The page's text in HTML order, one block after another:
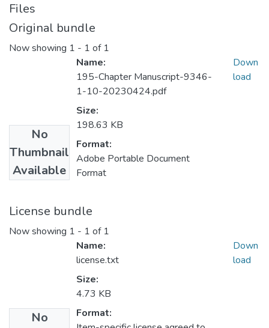
Files
Original bundle
Now showing 1 - 1 of 1
No
Thumbnail
Available
Name:
195-Chapter Manuscript-9346-
1-10-20230424.pdf
Size:
198.63 KB
Format:
Adobe Portable Document
Format
Down
load
License bundle
Now showing 1 - 1 of 1
No
Name:
license.txt
Size:
4.73 KB
Format:
Down
load